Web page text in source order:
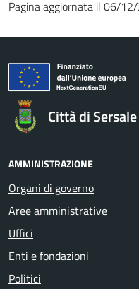
Pagina aggiornata il 06/
Città di Sersale
AMMINISTRAZIONE
Organi di governo
Aree amministrative
Uffici
Enti e fondazioni
Politici